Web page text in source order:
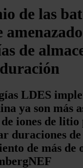
de las
de
LDES
ya son más
iones de litio
duraciones de
de más de